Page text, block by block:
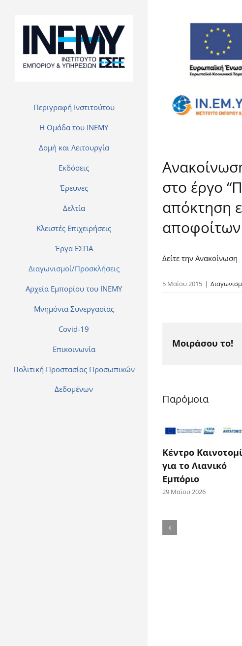
Περιγραφή Ινστιτούτου
H Ομάδα του INEMY
Δομή και Λειτουργία
Εκδόσεις
Έρευνες
Δελτία
Κλειστές Επιχειρήσεις
Έργα ΕΣΠΑ
Διαγωνισμοί/Προσκλήσεις
Αρχεία Εμπορίου του ΙΝΕΜΥ
Μνημόνια Συνεργασίας
Covid-19
Επικοινωνία
Πολιτική Προστασίας Προσωπικών
Δεδομένων
στο έργο
απόκτηση
Δείτε την Ανακοίνωση
5 Μαΐου 2015 |
Μοιράσου το!
Παρόμοια
Κέντρο
για το Λιανικό
Εμπόριο
29 Μαΐου 2026